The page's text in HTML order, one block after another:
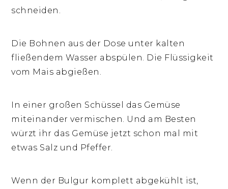
schneiden.
Die Bohnen aus der Dose unter kalten
fließendem Wasser abspülen. Die Flüssigkeit
vom Mais abgießen.
In einer großen Schüssel das Gemüse
miteinander vermischen. Und am Besten
würzt ihr das Gemüse jetzt schon mal mit
etwas Salz und Pfeffer.
Wenn der Bulgur komplett abgekühlt ist,